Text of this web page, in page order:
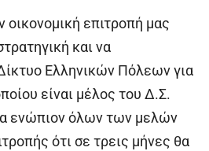
επιτροπή μας
και να
Ελληνικών Πόλεων για
είναι μέλος του Δ.Σ.
ενώπιον όλων των μελών
ότι σε τρεις μήνες θα